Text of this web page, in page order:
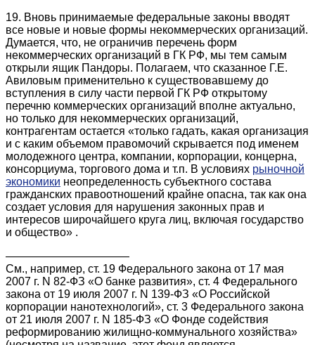
19. Вновь принимаемые федеральные законы вводят
все новые и новые формы некоммерческих организаций.
Думается, что, не ограничив перечень форм
некоммерческих организаций в ГК РФ, мы тем самым
открыли ящик Пандоры. Полагаем, что сказанное Г.Е.
Авиловым применительно к существовавшему до
вступления в силу части первой ГК РФ открытому
перечню коммерческих организаций вполне актуально,
но только для некоммерческих организаций,
контрагентам остается «только гадать, какая организация
и с каким объемом правомочий скрывается под именем
молодежного центра, компании, корпорации, концерна,
консорциума, торгового дома и т.п. В условиях рыночной
экономики неопределенность субъектного состава
гражданских правоотношений крайне опасна, так как она
создает условия для нарушения законных прав и
интересов широчайшего круга лиц, включая государство
и общество» .
———————————
См., например, ст. 19 Федерального закона от 17 мая
2007 г. N 82-ФЗ «О банке развития», ст. 4 Федерального
закона от 19 июля 2007 г. N 139-ФЗ «О Российской
корпорации нанотехнологий», ст. 3 Федерального закона
от 21 июля 2007 г. N 185-ФЗ «О Фонде содействия
реформированию жилищно-коммунального хозяйства»